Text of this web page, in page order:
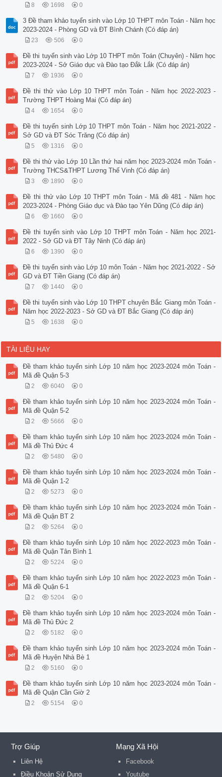
8 1698 0
3 Đề tham khảo tuyển sinh vào Lớp 10 THPT môn Toán - Năm học
2023-2024 - Phòng GD và ĐT Bình Chánh (Có đáp án)
23 506 0
Đề thi tuyển sinh vào Lớp 10 THPT môn Toán (Chuyên) - Năm học
2023-2024 - Sở Giáo dục và Đào tạo Đắk Lắk (Có đáp án)
7 1936 0
Đề thi thử vào Lớp 10 THPT môn Toán - Năm học 2022-2023 -
Trường THPT Hoàng Mai (Có đáp án)
4 1654 0
Đề thi tuyển sinh Lớp 10 THPT môn Toán - Năm học 2021-2022 -
Sở GD và ĐT Sóc Trăng (Có đáp án)
5 1316 0
Đề thi thử vào Lớp 10 Lần thứ hai năm học 2023-2024 môn Toán -
Trường THCS&THPT Lương Thế Vinh (Có đáp án)
3 1890 0
Đề thi thử vào Lớp 10 THPT môn Toán - Mã đề 481 - Năm học
2023-2024 - Phòng Giáo dục và Đào tạo Yên Dũng (Có đáp án)
6 1660 0
Đề thi tuyển sinh vào Lớp 10 THPT môn Toán - Năm học 2021-
2022 - Sở GD và ĐT Tây Ninh (Có đáp án)
6 1390 0
Đề thi tuyển sinh vào Lớp 10 môn Toán - Năm học 2021-2022 - Sở
GD và ĐT Tiền Giang (Có đáp án)
7 1440 0
Đề thi tuyển sinh vào Lớp 10 THPT chuyên Bắc Giang môn Toán -
Năm học 2022-2023 - Sở GD và ĐT Bắc Giang (Có đáp án)
5 1638 0
TÀI LIỆU HAY
Đề tham khảo tuyển sinh Lớp 10 năm học 2023-2024 môn Toán -
Mã đề Quận 5-3
2 6040 0
Đề tham khảo tuyển sinh Lớp 10 năm học 2023-2024 môn Toán -
Mã đề Quận 5-2
2 5666 0
Đề tham khảo tuyển sinh Lớp 10 năm học 2023-2024 môn Toán -
Mã đề Thủ Đức 4
2 5480 0
Đề tham khảo tuyển sinh Lớp 10 năm học 2023-2024 môn Toán -
Mã đề Quận 1-2
2 5273 0
Đề tham khảo tuyển sinh Lớp 10 năm học 2023-2024 môn Toán -
Mã đề Quận BT 2
2 5264 0
Đề tham khảo tuyển sinh Lớp 10 năm học 2022-2023 môn Toán -
Mã đề Quận Tân Bình 1
2 5224 0
Đề tham khảo tuyển sinh Lớp 10 năm học 2022-2023 môn Toán -
Mã đề Quận 6-1
2 5204 0
Đề tham khảo tuyển sinh Lớp 10 năm học 2023-2024 môn Toán -
Mã đề Thủ Đức 2
2 5182 0
Đề tham khảo tuyển sinh Lớp 10 năm học 2023-2024 môn Toán -
Mã đề Huyện Nhà Bè 1
2 5160 0
Đề tham khảo tuyển sinh Lớp 10 năm học 2023-2024 môn Toán -
Mã đề Quận Cần Giờ 2
2 5154 0
Trợ Giúp
Liên Hệ
Điều Khoản Sử Dụng
Mạng Xã Hội
Facebook
Youtube